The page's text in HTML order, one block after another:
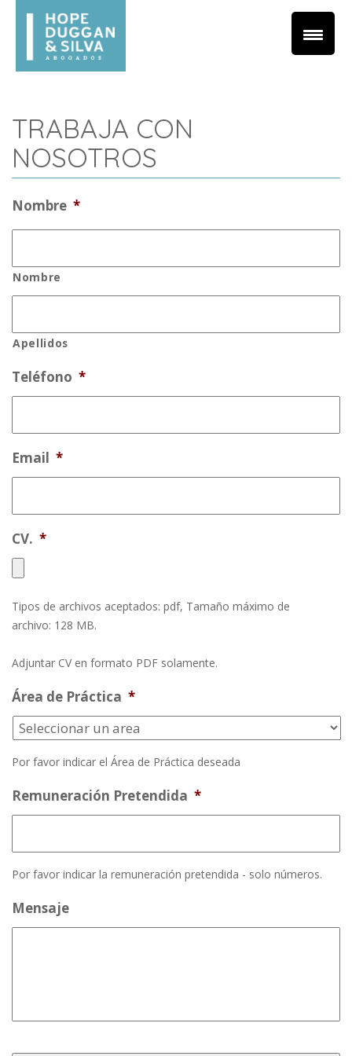
TRABAJA CON
NOSOTROS
Nombre *
Nombre
Apellidos
Teléfono *
Email *
CV. *
Tipos de archivos aceptados: pdf, Tamaño máximo de
archivo: 128 MB.
Adjuntar CV en formato PDF solamente.
Área de Práctica *
Por favor indicar el Área de Práctica deseada
Remuneración Pretendida *
Por favor indicar la remuneración pretendida - solo números.
Mensaje